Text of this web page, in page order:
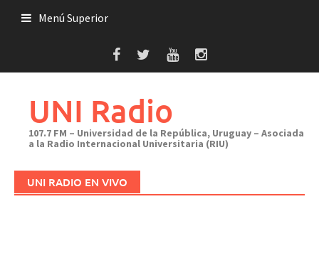
Menú Superior
UNI Radio
107.7 FM – Universidad de la República, Uruguay – Asociada
a la Radio Internacional Universitaria (RIU)
UNI RADIO EN VIVO